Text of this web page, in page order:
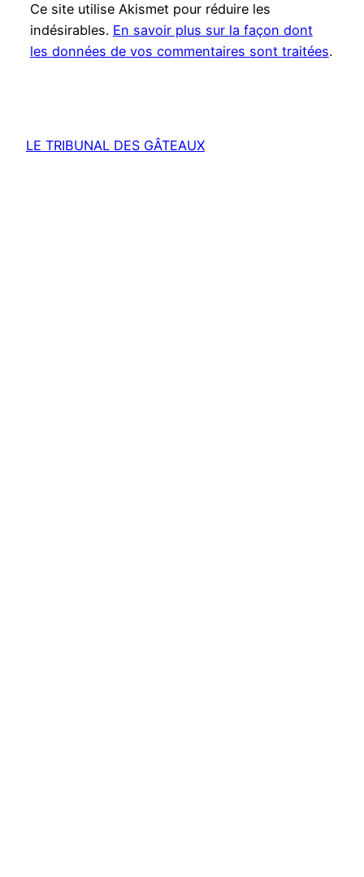
Ce site utilise Akismet pour réduire les
indésirables. En savoir plus sur la façon dont
les données de vos commentaires sont traitées.
LE TRIBUNAL DES GÂTEAUX